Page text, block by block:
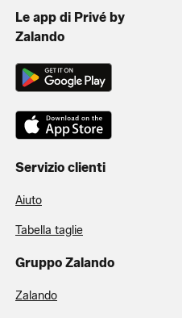
Le app di Privé by
Zalando
Servizio clienti
Aiuto
Tabella taglie
Gruppo Zalando
Zalando